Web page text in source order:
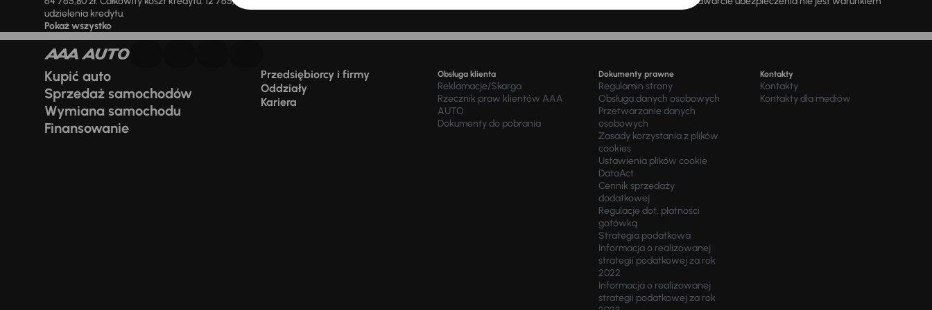
udzielenia kredytu.
Pokaż wszystko
Kupić auto
Sprzedaż samochodów
Wymiana samochodu
Finansowanie
Przedsiębiorcy i firmy
Oddziały
Kariera
Obsługa klienta
Reklamacje/Skarga
Rzecznik praw klientów AAA
AUTO
Dokumenty do pobrania
Dokumenty prawne
Regulamin strony
Obsługa danych osobowych
Przetwarzanie danych
osobowych
Zasady korzystania z plików
cookies
Ustawienia plików cookie
DataAct
Cennik sprzedaży
dodatkowej
Regulacje dot. płatności
gotówką
Strategia podatkowa
Informacja o realizowanej
strategii podatkowej za rok
2022
Informacja o realizowanej
strategii podatkowej za rok
Kontakty
Kontakty
Kontakty dla mediów